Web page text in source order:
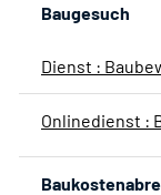
Baugesuch
Dienst :
Onlinedienst :